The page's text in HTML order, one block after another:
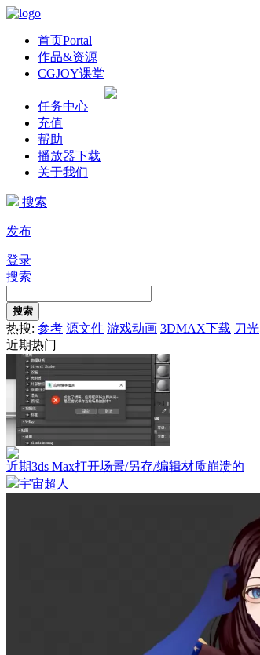
首页Portal
作品&资源
CGJOY课堂
任务中心
充值
帮助
播放器下载
关于我们
搜索
发布
登录
搜索
搜索
热搜: 参考 源文件 游戏动画 3DMAX下载 刀光
近期热门
近期3ds Max打开场景/另存/编辑材质崩溃的
宇宙超人